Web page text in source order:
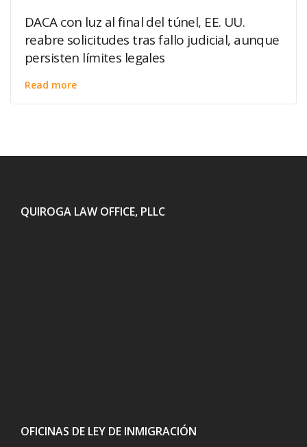
DACA con luz al final del túnel, EE. UU.
reabre solicitudes tras fallo judicial, aunque
persisten límites legales
Read more
QUIROGA LAW OFFICE, PLLC
OFICINAS DE LEY DE INMIGRACIÓN